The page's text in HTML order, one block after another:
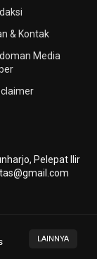
LAINNYA
& Kontak
Media
Pelepat Ilir